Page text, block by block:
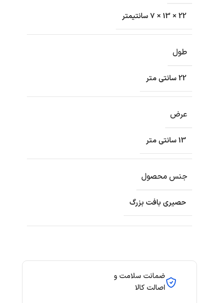
ضمانت سلامت و
اصالت کالا
22 × 13 × 7 سانتیمتر
طول
22 سانتی متر
عرض
13 سانتی متر
جنس محصول
حصیری بافت بزرگ